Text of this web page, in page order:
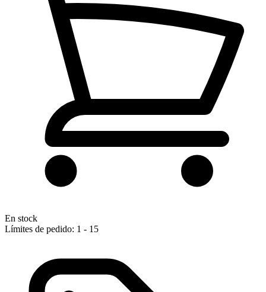
En stock
Límites de pedido: 1 - 15